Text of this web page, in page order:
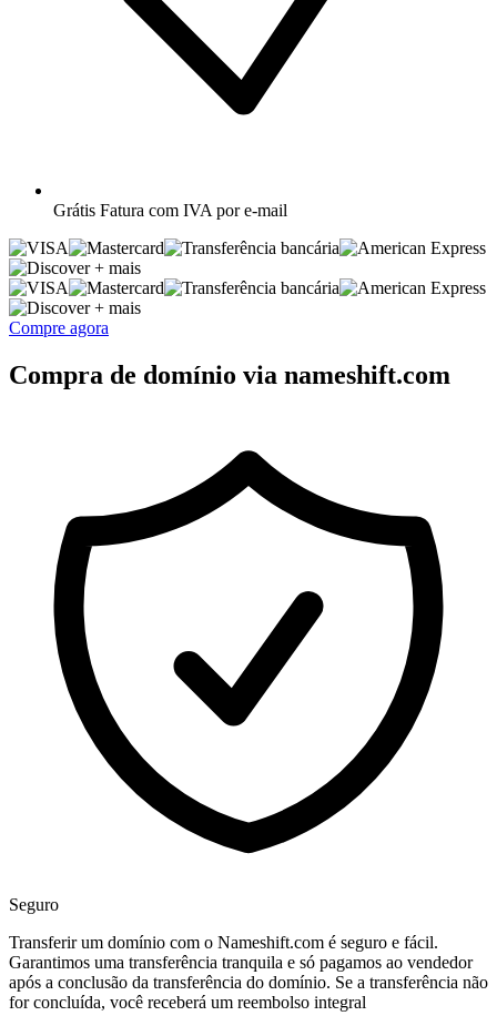
Grátis Fatura com IVA por e-mail
+ mais
+ mais
Compre agora
Compra de domínio via nameshift.com
Seguro
Transferir um domínio com o Nameshift.com é seguro e fácil.
Garantimos uma transferência tranquila e só pagamos ao vendedor
após a conclusão da transferência do domínio. Se a transferência não
for concluída, você receberá um reembolso integral